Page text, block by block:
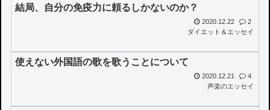
結局、自分の免疫力に頼るしかないのか？
2020.12.22
2
ダイエット＆エッセイ
使えない外国語の歌を歌うことについて
2020.12.21
4
声楽のエッセイ